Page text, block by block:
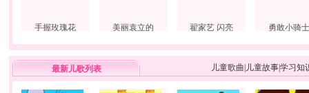
手握玫瑰花 美丽袁立的 翟家艺 闪亮 勇敢小骑士
最新儿歌列表 儿童歌曲 儿童故事学习知